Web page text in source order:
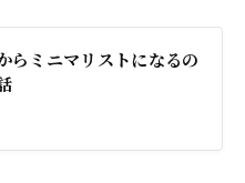
らミニマリストになるの